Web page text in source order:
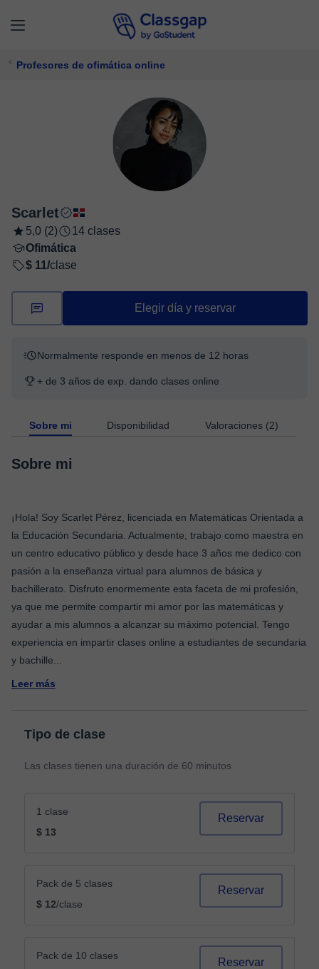
Profesores de ofimática online
Scarlet
5,0 (2)
14 clases
Ofimática
$ 11/clase
Elegir día y reservar
Normalmente responde en menos de 12 horas
+ de 3 años de exp. dando clases online
Sobre mi Disponibilidad Valoraciones (2)
Sobre mi
¡Hola! Soy Scarlet Pérez, licenciada en Matemáticas Orientada a
la Educación Secundaria. Actualmente, trabajo como maestra en
un centro educativo público y desde hace 3 años me dedico con
pasión a la enseñanza virtual para alumnos de básica y
bachillerato. Disfruto enormemente esta faceta de mi profesión,
ya que me permite compartir mi amor por las matemáticas y
ayudar a mis alumnos a alcanzar su máximo potencial. Tengo
experiencia en impartir clases online a estudiantes de secundaria
y bachille
Leer más
Tipo de clase
Las clases tienen una duración de 60 minutos
1 clase
$ 13
Reservar
Pack de 5 clases
$ 12/clase
Reservar
Pack de 10 clases
Reservar